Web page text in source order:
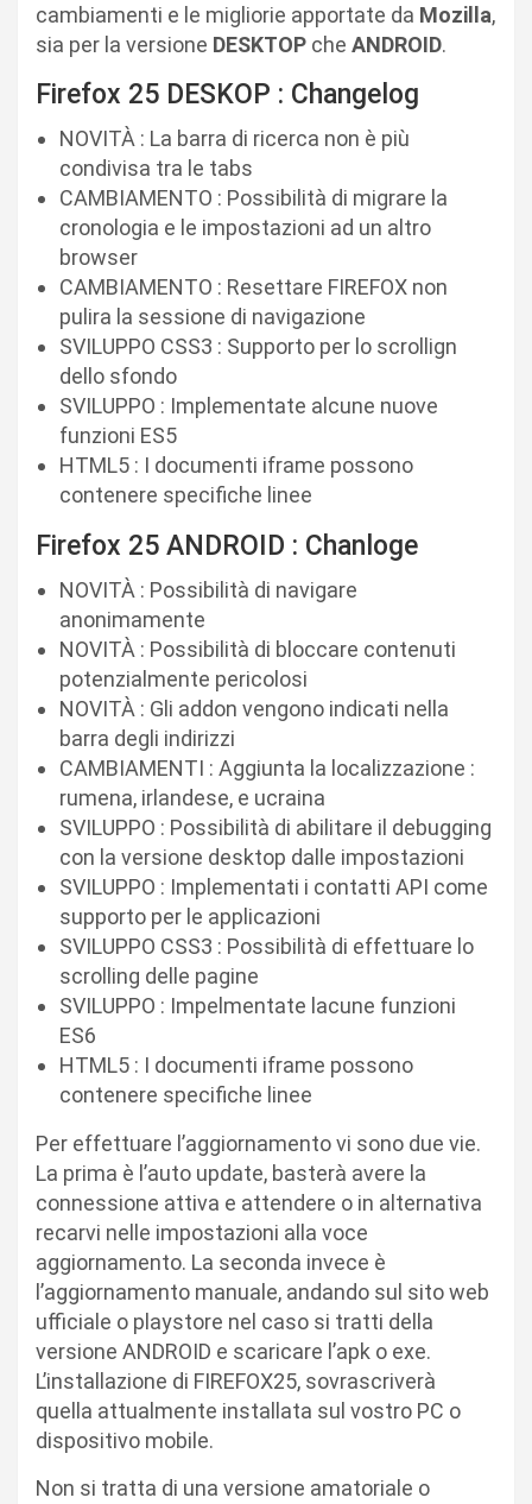
cambiamenti e le migliorie apportate da Mozilla,
sia per la versione DESKTOP che ANDROID.
Firefox 25 DESKOP : Changelog
NOVITÀ : La barra di ricerca non è più
condivisa tra le tabs
CAMBIAMENTO : Possibilità di migrare la
cronologia e le impostazioni ad un altro
browser
CAMBIAMENTO : Resettare FIREFOX non
pulira la sessione di navigazione
SVILUPPO CSS3 : Supporto per lo scrollign
dello sfondo
SVILUPPO : Implementate alcune nuove
funzioni ES5
HTML5 : I documenti iframe possono
contenere specifiche linee
Firefox 25 ANDROID : Chanloge
NOVITÀ : Possibilità di navigare
anonimamente
NOVITÀ : Possibilità di bloccare contenuti
potenzialmente pericolosi
NOVITÀ : Gli addon vengono indicati nella
barra degli indirizzi
CAMBIAMENTI : Aggiunta la localizzazione :
rumena, irlandese, e ucraina
SVILUPPO : Possibilità di abilitare il debugging
con la versione desktop dalle impostazioni
SVILUPPO : Implementati i contatti API come
supporto per le applicazioni
SVILUPPO CSS3 : Possibilità di effettuare lo
scrolling delle pagine
SVILUPPO : Impelmentate lacune funzioni
ES6
HTML5 : I documenti iframe possono
contenere specifiche linee
Per effettuare l’aggiornamento vi sono due vie.
La prima è l’auto update, basterà avere la
connessione attiva e attendere o in alternativa
recarvi nelle impostazioni alla voce
aggiornamento. La seconda invece è
l’aggiornamento manuale, andando sul sito web
ufficiale o playstore nel caso si tratti della
versione ANDROID e scaricare l’apk o exe.
L’installazione di FIREFOX25, sovrascriverà
quella attualmente installata sul vostro PC o
dispositivo mobile.
Non si tratta di una versione amatoriale o